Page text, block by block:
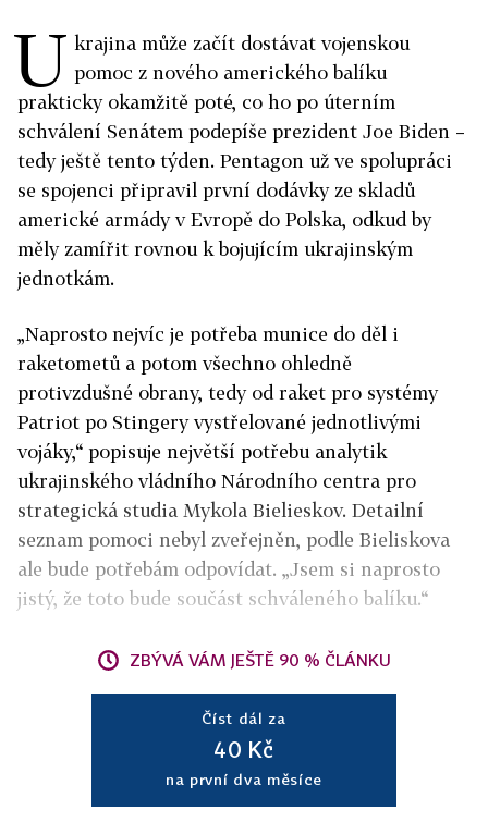
U krajina může začít dostávat vojenskou
pomoc z nového amerického balíku
prakticky okamžitě poté, co ho po úterním
schválení Senátem podepíše prezident Joe Biden –
tedy ještě tento týden. Pentagon už ve spolupráci
se spojenci připravil první dodávky ze skladů
americké armády v Evropě do Polska, odkud by
měly zamířit rovnou k bojujícím ukrajinským
jednotkám.
„Naprosto nejvíc je potřeba munice do děl i
raketometů a potom všechno ohledně
protivzdušné obrany, tedy od raket pro systémy
Patriot po Stingery vystřelované jednotlivými
vojáky,“ popisuje největší potřebu analytik
ukrajinského vládního Národního centra pro
strategická studia Mykola Bielieskov. Detailní
seznam pomoci nebyl zveřejněn, podle Bieliskova
ale bude potřebám odpovídat. „Jsem si naprosto
jistý, že toto bude součást schváleného balíku.“
ZBÝVÁ VÁM JEŠTĚ 90 % ČLÁNKU
Číst dál za
40 Kč
na první dva měsíce